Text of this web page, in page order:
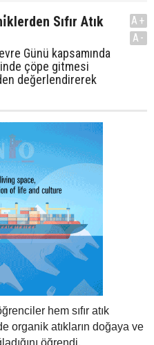
Sıfır Atık
Günü kapsamında
çöpe gitmesi
değerlendirerek
A+
A-
hem sıfır atık
organik atıkların doğaya ve